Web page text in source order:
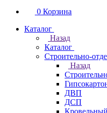
0 Корзина
Каталог
Назад
Каталог
Строительно-
Назад
ДВП
ДСП